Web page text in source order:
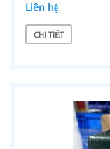
Liên hệ
CHI TIẾT